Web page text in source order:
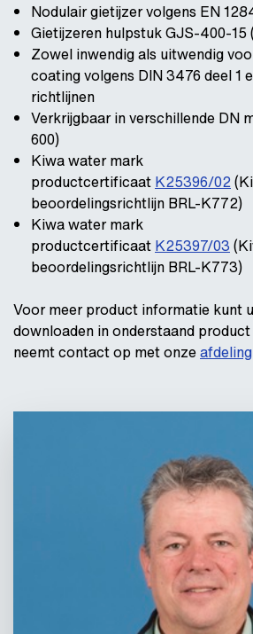
Nodulair gietijzer volgens EN
Gietijzeren hulpstuk GJS-400-15
Zowel inwendig als uitwendig
coating volgens DIN 3476 deel 1
richtlijnen
Verkrijgbaar in verschillende DN
600)
Kiwa water mark
productcertificaat K25396/02
beoordelingsrichtlijn BRL-K772)
Kiwa water mark
productcertificaat K25397/03
beoordelingsrichtlijn BRL-K773)
Voor meer product informatie kunt
downloaden in onderstaand
neemt contact op met onze